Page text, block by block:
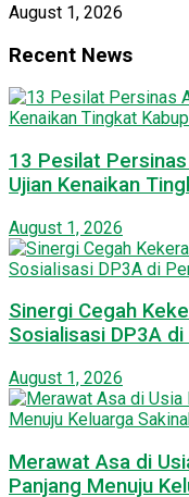
August 1, 2026
Recent News
13 Pesilat
Ujian Kenaikan
August 1, 2026
Sinergi Cegah
Sosialisasi DP3A
August 1, 2026
Merawat Asa di
Panjang Menuju